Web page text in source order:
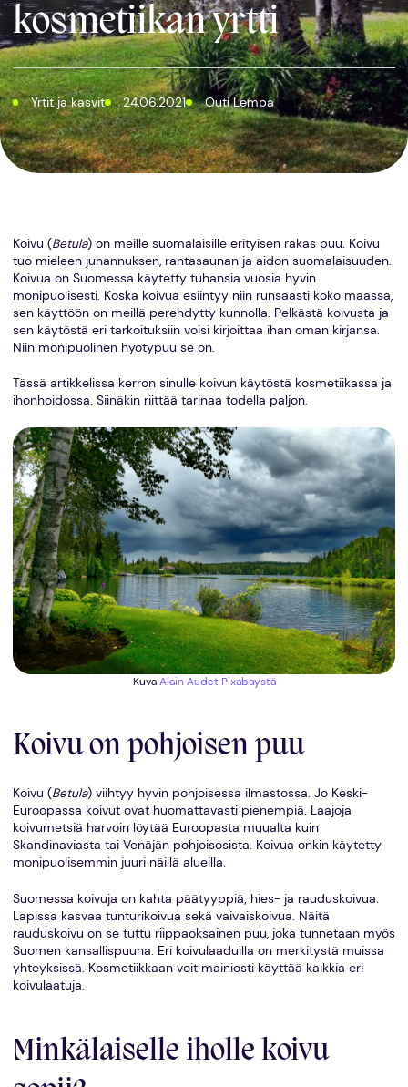
kosmetiikan yrtti
Yrtit ja kasvit 24.06.2021 Outi Lempa
Koivu (Betula) on meille suomalaisille erityisen rakas puu. Koivu
tuo mieleen juhannuksen, rantasaunan ja aidon suomalaisuuden.
Koivua on Suomessa käytetty tuhansia vuosia hyvin
monipuolisesti. Koska koivua esiintyy niin runsaasti koko maassa,
sen käyttöön on meillä perehdytty kunnolla. Pelkästä koivusta ja
sen käytöstä eri tarkoituksiin voisi kirjoittaa ihan oman kirjansa.
Niin monipuolinen hyötypuu se on.
Tässä artikkelissa kerron sinulle koivun käytöstä kosmetiikassa ja
ihonhoidossa. Siinäkin riittää tarinaa todella paljon.
KuvaAlain Audet Pixabaystä
Koivu on pohjoisen puu
Koivu (Betula) viihtyy hyvin pohjoisessa ilmastossa. Jo Keski-
Euroopassa koivut ovat huomattavasti pienempiä. Laajoja
koivumetsiä harvoin löytää Euroopasta muualta kuin
Skandinaviasta tai Venäjän pohjoisosista. Koivua onkin käytetty
monipuolisemmin juuri näillä alueilla.
Suomessa koivuja on kahta päätyyppiä; hies- ja rauduskoivua.
Lapissa kasvaa tunturikoivua sekä vaivaiskoivua. Näitä
rauduskoivu on se tuttu riippaoksainen puu, joka tunnetaan myös
Suomen kansallispuuna. Eri koivulaaduilla on merkitystä muissa
yhteyksissä. Kosmetiikkaan voit mainiosti käyttää kaikkia eri
koivulaatuja.
Minkälaiselle iholle koivu